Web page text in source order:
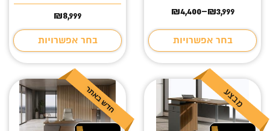
₪3,999
–
₪4,400
טווח
⁦₪3,999⁩
עד
בחר אפשרויות
₪8,999
בחר אפשרויות